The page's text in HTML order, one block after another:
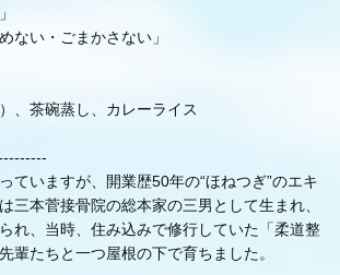
ない・ごまかさない」
、茶碗蒸し、カレーライス
ていますが、開業歴50年の“ほねつぎ”のエキ
三本菅接骨院の総本家の三男として生まれ、
れ、当時、住み込みで修行していた「柔道整
輩たちと一つ屋根の下で育ちました。